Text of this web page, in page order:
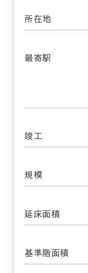
所在地
最寄駅
竣工
規模
延床面積
基準階面積